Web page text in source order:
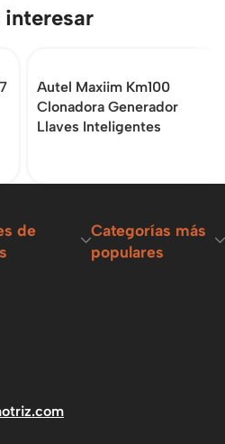
interesar
Autel Maxiim Km100
Clonadora Generador
Llaves Inteligentes
de
Categorías más
populares